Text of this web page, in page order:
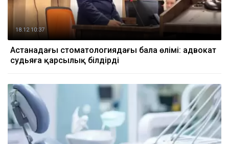
18.12 10:37
Астанадағы стоматологиядағы бала өлімі: адвокат
судьяға қарсылық білдірді